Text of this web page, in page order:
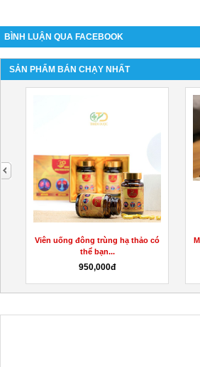
BÌNH LUẬN QUA FACEBOOK
SẢN PHẨM BÁN CHẠY NHẤT
Viên uống đông trùng hạ thảo có
thể bạn...
950,000đ